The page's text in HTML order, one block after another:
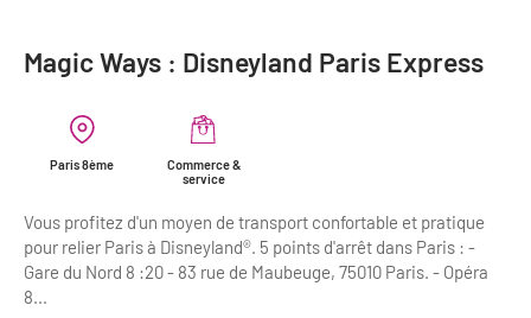
Magic Ways : Disneyland Paris Express
Paris 8ème
Commerce &
service
Vous profitez d'un moyen de transport confortable et pratique
pour relier Paris à Disneyland®. 5 points d'arrêt dans Paris : -
Gare du Nord 8 :20 - 83 rue de Maubeuge, 75010 Paris. - Opéra
8...